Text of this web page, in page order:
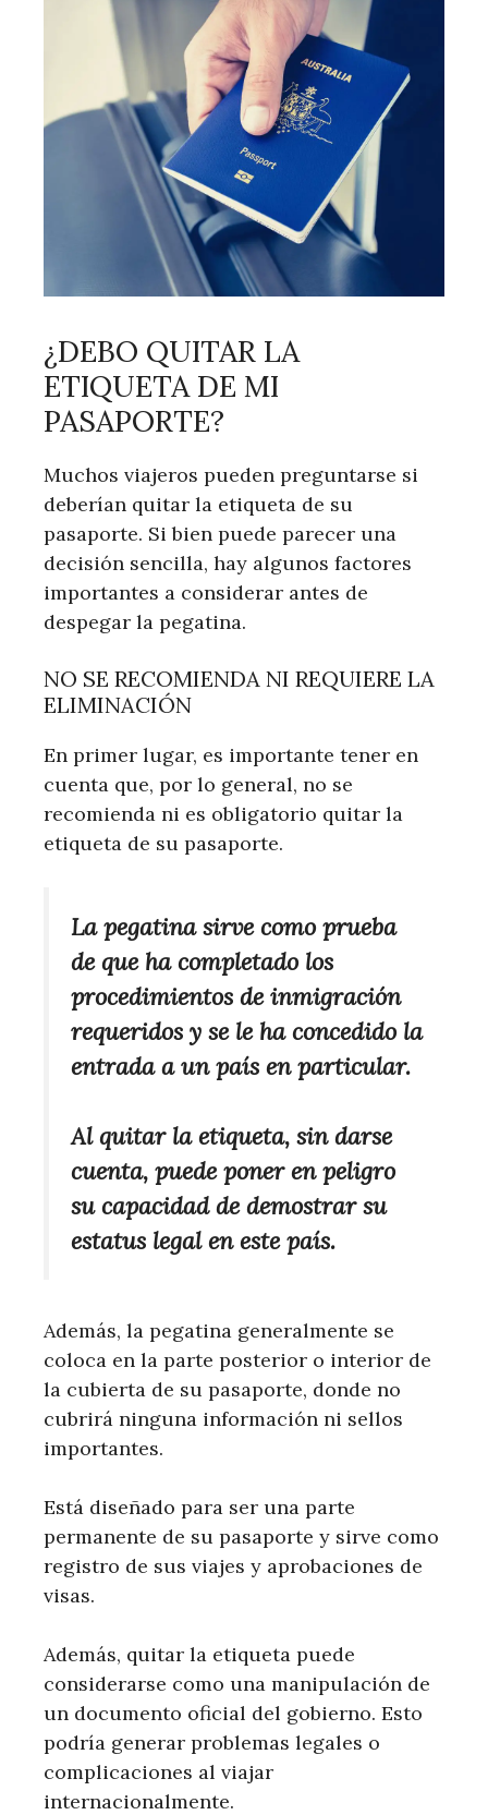
¿DEBO QUITAR LA
ETIQUETA DE MI
PASAPORTE?
Muchos viajeros pueden preguntarse si
deberían quitar la etiqueta de su
pasaporte. Si bien puede parecer una
decisión sencilla, hay algunos factores
importantes a considerar antes de
despegar la pegatina.
NO SE RECOMIENDA NI REQUIERE LA
ELIMINACIÓN
En primer lugar, es importante tener en
cuenta que, por lo general, no se
recomienda ni es obligatorio quitar la
etiqueta de su pasaporte.
La pegatina sirve como prueba
de que ha completado los
procedimientos de inmigración
requeridos y se le ha concedido la
entrada a un país en particular.
Al quitar la etiqueta, sin darse
cuenta, puede poner en peligro
su capacidad de demostrar su
estatus legal en este país.
Además, la pegatina generalmente se
coloca en la parte posterior o interior de
la cubierta de su pasaporte, donde no
cubrirá ninguna información ni sellos
importantes.
Está diseñado para ser una parte
permanente de su pasaporte y sirve como
registro de sus viajes y aprobaciones de
visas.
Además, quitar la etiqueta puede
considerarse como una manipulación de
un documento oficial del gobierno. Esto
podría generar problemas legales o
complicaciones al viajar
internacionalmente.